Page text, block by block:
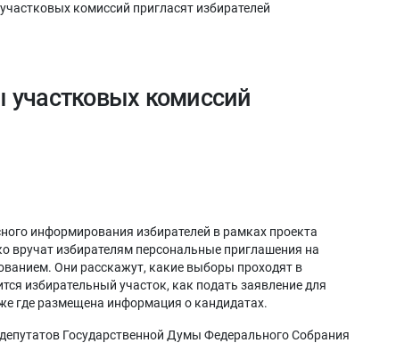
комиссий пригласят избирателей
комиссий
информирования избирателей в рамках проекта
избирателям персональные приглашения на
Они расскажут, какие выборы проходят в
избирательный участок, как подать заявление для
где размещена информация о кандидатах.
Государственной Думы Федерального Собрания